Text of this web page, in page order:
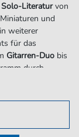
Solo-Literaturvon
und
weiterer
für das
Gitarren-Duo bis
durch
edierten
100%